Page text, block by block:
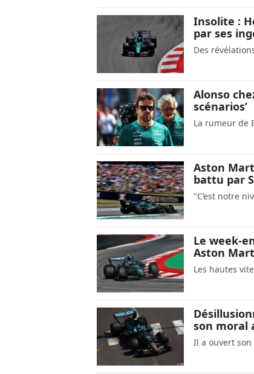
Insolite :
par ses
Des
Alonso
scénarios’
La rumeur de
Aston
battu par
"C’est notre
Le week-
Aston
Les hautes
son moral
Il a ouvert